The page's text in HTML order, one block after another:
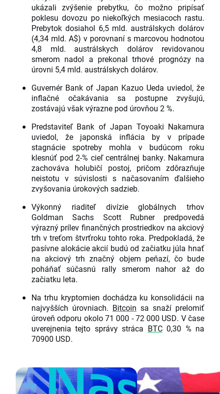
ukázali zvýšenie prebytku, čo možno pripísať
poklesu dovozu po niekoľkých mesiacoch rastu.
Prebytok dosiahol 6,5 mld. austrálskych dolárov
(4,34 mld. A$) v porovnaní s marcovou hodnotou
4,8 mld. austrálskych dolárov revidovanou
smerom nadol a prekonal trhové prognózy na
úrovni 5,4 mld. austrálskych dolárov.
Guvernér Bank of Japan Kazuo Ueda uviedol, že
inflačné očakávania sa postupne zvyšujú,
zostávajú však výrazne pod úrovňou 2 %.
Predstaviteľ Bank of Japan Toyoaki Nakamura
uviedol, že japonská inflácia by v prípade
stagnácie spotreby mohla v budúcom roku
klesnúť pod 2-% cieľ centrálnej banky. Nakamura
zachováva holubičí postoj, pričom zdôrazňuje
neistotu v súvislosti s načasovaním ďalšieho
zvyšovania úrokových sadzieb.
Výkonný riaditeľ divízie globálnych trhov
Goldman Sachs Scott Rubner predpovedá
výrazný prílev finančných prostriedkov na akciový
trh v treťom štvrťroku tohto roka. Predpokladá, že
pasívne alokácie akcií budú od začiatku júla hnať
na akciový trh značný objem peňazí, čo bude
poháňať súčasnú rally smerom nahor až do
začiatku leta.
Na trhu kryptomien dochádza ku konsolidácii na
najvyšších úrovniach. Bitcoin sa snaží prelomiť
úroveň odporu okolo 71 000 - 72 000 USD. V čase
uverejnenia tejto správy stráca BTC0,30 % na
70900 USD.